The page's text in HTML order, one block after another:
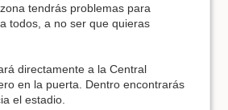
tendrás problemas para
todos, a no ser que quieras
directamente a la Central
en la puerta. Dentro encontrarás
el estadio.